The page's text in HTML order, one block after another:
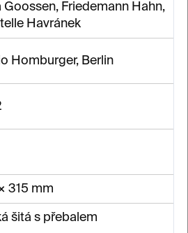
Goossen, Friedemann Hahn,
Havránek
Homburger, Berlin
315 mm
šitá s přebalem